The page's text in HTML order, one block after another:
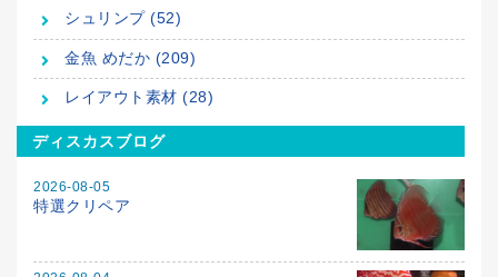
シュリンプ (52)
金魚 めだか (209)
レイアウト素材 (28)
ディスカスブログ
2026-08-05
特選クリペア